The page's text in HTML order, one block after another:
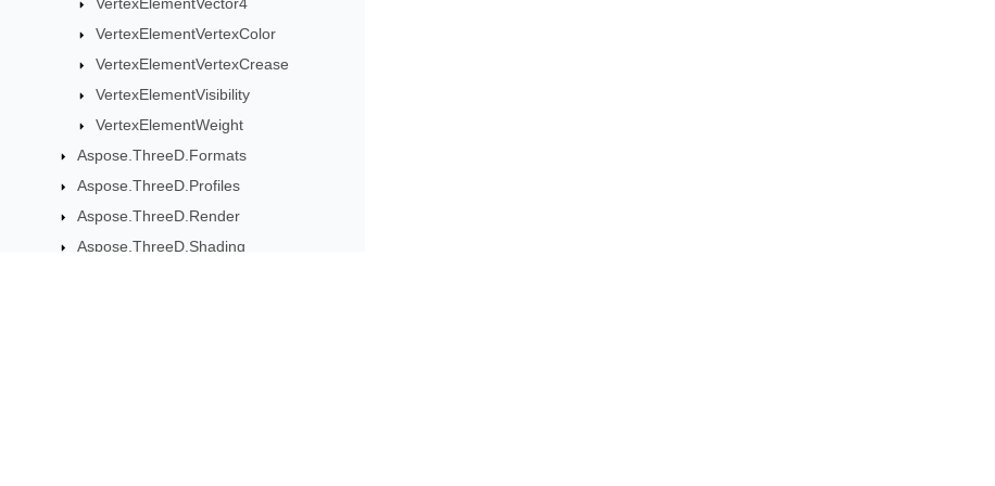
VertexElementVertexColor
VertexElementVertexCrease
VertexElementVisibility
VertexElementWeight
Aspose.ThreeD.Formats
Aspose.ThreeD.Profiles
Aspose.ThreeD.Render
Aspose.ThreeD.Shading